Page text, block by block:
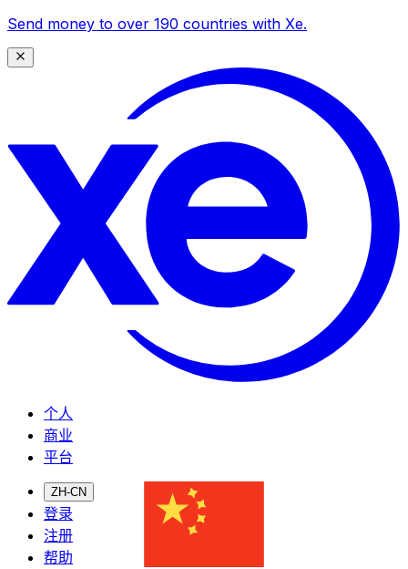
Send money to over 190 countries with Xe.
个人
商业
平台
ZH-CN
登录
注册
帮助